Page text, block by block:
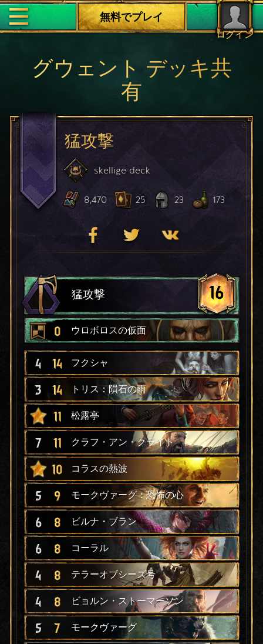
ログイン
無料でプレイ
グウェント デッキ共
有
猛攻撃
skellige deck
8,470 25 23 173
猛攻撃 16
0 ウロボロスの仮面
4 14 フクシャ
3 14 トリス：隕石の雨
11 松露亭
7 11 クラフ・アン・クライト
10 コラスの熱波
5 9 モークヴァーグ：恐怖の心
6 8 ビルナ・ブラン
6 8 コーラル
4 8 テラーオブシーズ号
4 8 ビョルン・ストーマーソン
5 7 モークヴァーグ